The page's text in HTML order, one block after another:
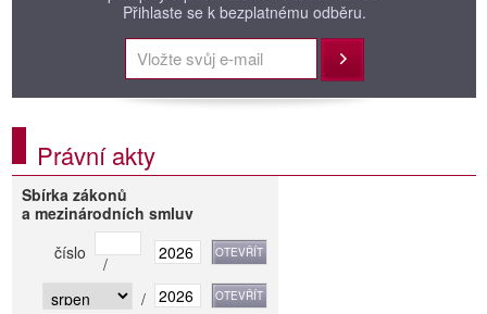
Přihlaste se k bezplatnému odběru.
Přihlásit
Právní akty
Sbírka zákonů
a mezinárodních smluv
číslo
/
/